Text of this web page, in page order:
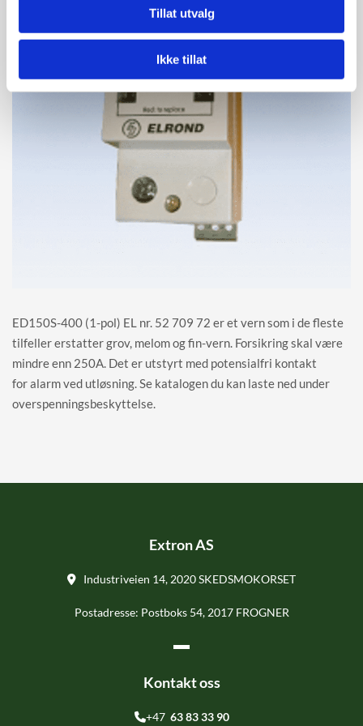
Tillat utvalg
Ikke tillat
ED150S-400 (1-pol) EL nr. 52 709 72 er et vern som i de fleste
tilfeller erstatter grov, melom og fin-vern. Forsikring skal være
mindre enn 250A. Det er utstyrt med potensialfri kontakt
for alarm ved utløsning. Se katalogen du kan laste ned under
overspenningsbeskyttelse.
Extron AS
 Industriveien 14, 2020 SKEDSMOKORSET
Postadresse: Postboks 54, 2017 FROGNER
Kontakt oss
+47 63 83 33 90